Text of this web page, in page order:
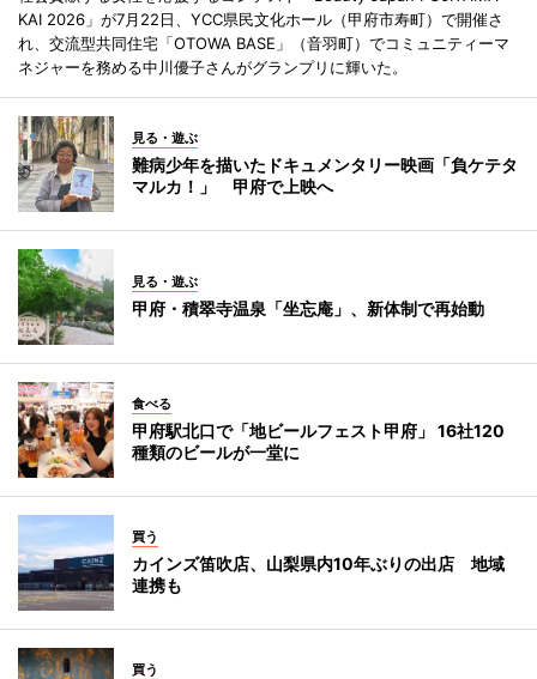
KAI 2026」が7月22日、YCC県民文化ホール（甲府市寿町）で開催さ
れ、交流型共同住宅「OTOWA BASE」（音羽町）でコミュニティーマ
ネジャーを務める中川優子さんがグランプリに輝いた。
見る・遊ぶ
難病少年を描いたドキュメンタリー映画「負ケテタ
マルカ！」 甲府で上映へ
見る・遊ぶ
甲府・積翠寺温泉「坐忘庵」、新体制で再始動
食べる
甲府駅北口で「地ビールフェスト甲府」 16社120
種類のビールが一堂に
買う
カインズ笛吹店、山梨県内10年ぶりの出店 地域
連携も
買う